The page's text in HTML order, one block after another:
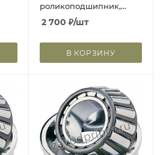
роликоподшипник,
сепаратор из листовой
стали 70x125x24 30214
2 700 ₽/шт
В КОРЗИНУ